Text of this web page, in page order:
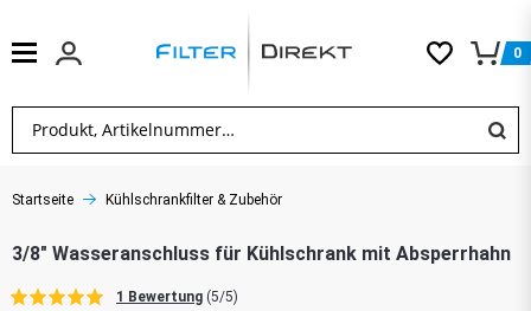
0
Startseite Kühlschrankfilter & Zubehör
3/8" Wasseranschluss für Kühlschrank mit Absperrhahn
1 Bewertung (5/5)